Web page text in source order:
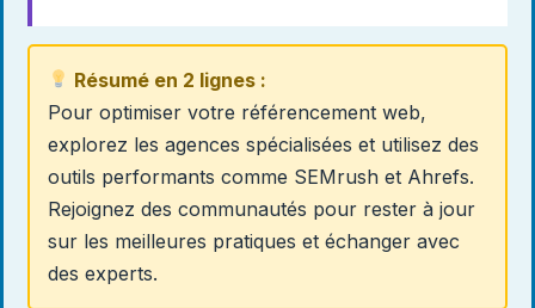
Résumé en 2 lignes :
Pour optimiser votre référencement web,
explorez les agences spécialisées et utilisez des
outils performants comme SEMrush et Ahrefs.
Rejoignez des communautés pour rester à jour
sur les meilleures pratiques et échanger avec
des experts.